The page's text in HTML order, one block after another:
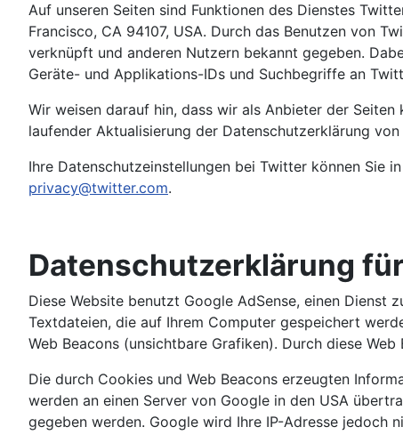
Auf unseren Seiten sind Funktionen des Dienstes
Francisco, CA 94107, USA. Durch das Benutzen von
verknüpft und anderen Nutzern bekannt gegeben.
Geräte- und Applikations-IDs und Suchbegriffe an
Wir weisen darauf hin, dass wir als Anbieter der
laufender Aktualisierung der Datenschutzerklärung
Ihre Datenschutzeinstellungen bei Twitter können Sie
privacy@twitter.com.
Datenschutzerklärung
Diese Website benutzt Google AdSense, einen Dienst
Textdateien, die auf Ihrem Computer gespeichert
Web Beacons (unsichtbare Grafiken). Durch diese
Die durch Cookies und Web Beacons erzeugten
werden an einen Server von Google in den USA
gegeben werden. Google wird Ihre IP-Adresse jedoch